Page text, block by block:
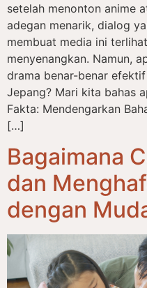
setelah menonton anime
adegan menarik, dialog
membuat media ini
menyenangkan. Namun,
drama benar-benar
Jepang? Mari kita bahas
Fakta: Mendengarkan
[…]
Bagaimana
dan
dengan